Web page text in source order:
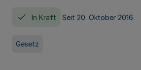
In Kraft Seit 20. Oktober 2016
Gesetz